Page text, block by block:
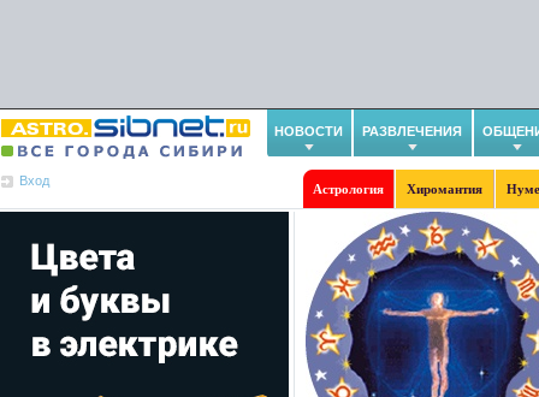
НОВОСТИ РАЗВЛЕЧЕНИЯ
Вход
Астрология Хиромантия